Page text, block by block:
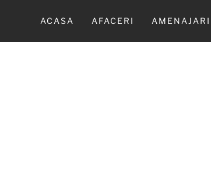
ACASA AFACERI AMENAJARI